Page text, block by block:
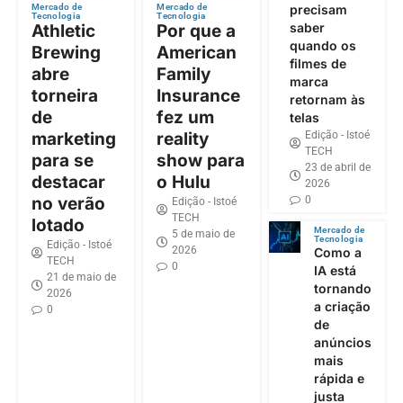
Mercado de
Tecnologia
Athletic
Brewing
abre
torneira
de
marketing
para se
destacar
no verão
lotado
Edição - Istoé
TECH
21 de maio de
2026
0
Mercado de
Tecnologia
Por que a
American
Family
Insurance
fez um
reality
show para
o Hulu
Edição - Istoé
TECH
5 de maio de
2026
0
precisam
saber
quando os
filmes de
marca
retornam às
telas
Edição - Istoé
TECH
23 de abril de
2026
0
Mercado de
Tecnologia
Como a
IA está
tornando
a criação
de
anúncios
mais
rápida e
justa